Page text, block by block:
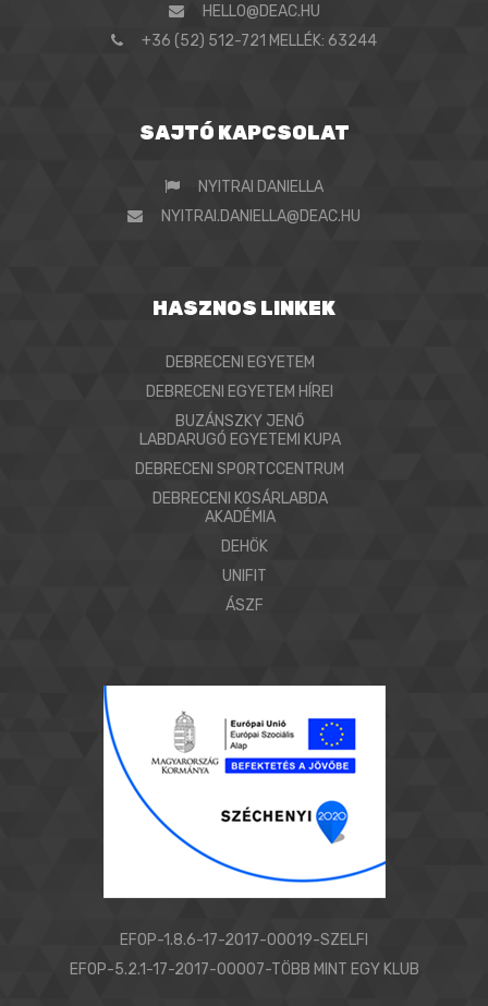
HELLO@DEAC.HU
+36 (52) 512-721 MELLÉK: 63244
SAJTÓ KAPCSOLAT
NYITRAI DANIELLA
NYITRAI.DANIELLA@DEAC.HU
HASZNOS LINKEK
DEBRECENI EGYETEM
DEBRECENI EGYETEM HÍREI
BUZÁNSZKY JENŐ
LABDARUGÓ EGYETEMI KUPA
DEBRECENI SPORTCCENTRUM
DEBRECENI KOSÁRLABDA
AKADÉMIA
DEHÖK
UNIFIT
ÁSZF
EFOP-1.8.6-17-2017-00019-SZELFI
EFOP-5.2.1-17-2017-00007-TÖBB MINT EGY KLUB